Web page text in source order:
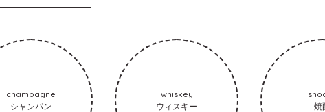
champagne
シャンパン
whiskey
ウィスキー
焼